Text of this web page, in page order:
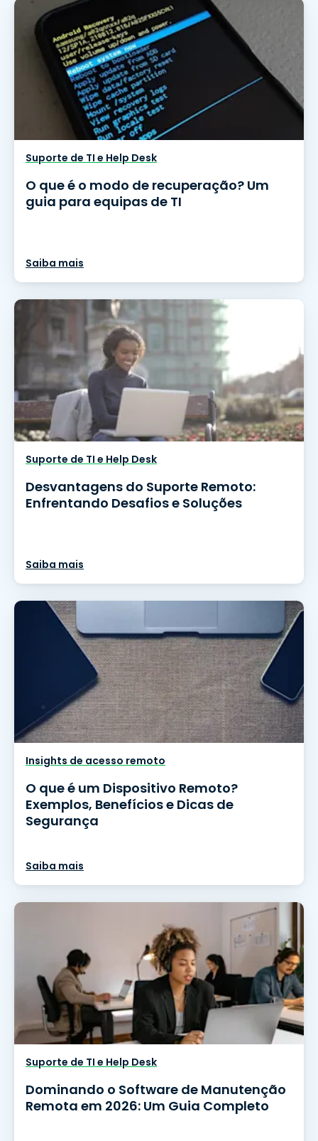
Suporte de TI e Help Desk
O que é o modo de recuperação? Um
guia para equipas de TI
Saiba mais
Suporte de TI e Help Desk
Desvantagens do Suporte Remoto:
Enfrentando Desafios e Soluções
Saiba mais
Insights de acesso remoto
O que é um Dispositivo Remoto?
Exemplos, Benefícios e Dicas de
Segurança
Saiba mais
Suporte de TI e Help Desk
Dominando o Software de Manutenção
Remota em 2026: Um Guia Completo